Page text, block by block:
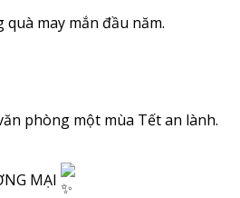
may mắn đầu năm.
phòng một mùa Tết an lành.
MẠI